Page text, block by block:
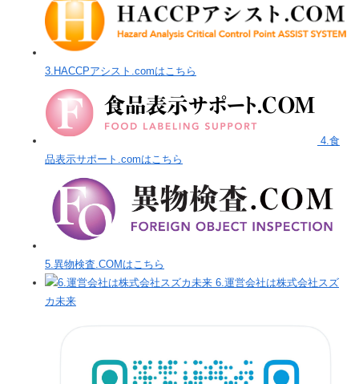
3.HACCPアシスト.comはこちら
4.食
品表示サポート.comはこちら
5.異物検査.COMはこちら
6.運営会社は株式会社スズ
カ未来